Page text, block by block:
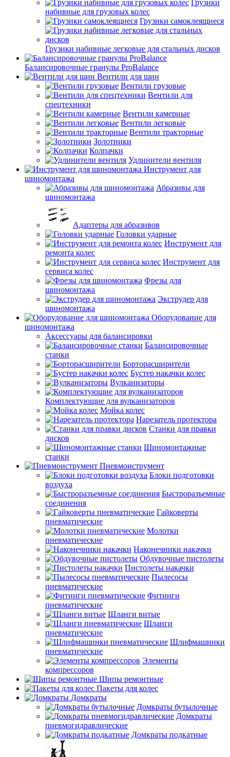
Грузики
набивные для грузовых колес
Грузики самоклеящиеся
Грузики набивные легковые для стальных дисков
Балансировочные гранулы ProBalance
Вентили для шин
Вентили грузовые
Вентили для
спецтехники
Вентили камерные
Вентили легковые
Вентили тракторные
Золотники
Колпачки
Удлинители вентиля
Инструмент для
шиномонтажа
Абразивы для
шиномонтажа
Адаптеры для абразивов
Головки ударные
Инструмент для
ремонта колес
Инструмент для
сервиса колес
Фрезы для
шиномонтажа
Экструдер для
шиномонтажа
Оборудование для
шиномонтажа
Аксессуары для балансировки
Балансировочные
станки
Борторасширители
Бустер накачки колес
Вулканизаторы
Комплектующие для вулканизаторов
Мойка колес
Нарезатель протектора
Станки для правки
дисков
Шиномонтажные
станки
Пневмоиструмент
Блоки подготовки
воздуха
Быстроразъемные
соединения
Гайковерты
пневматические
Молотки
пневматические
Наконечники накачки
Обдувочные пистолеты
Пистолеты накачки
Пылесосы
пневматические
Фитинги
пневматические
Шланги витые
Шланги
пневматические
Шлифмашинки
пневматические
Элементы
компрессоров
Шипы ремонтные
Пакеты для колес
Домкраты
Домкраты бутылочные
Домкраты
пневмогидравлические
Домкраты подкатные